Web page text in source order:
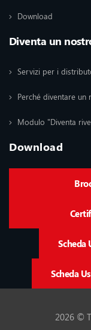
Download
Diventa un
Servizi per i
Perché diventare
Modulo "Diventa
Download
Scheda
Scheda
2026 ©